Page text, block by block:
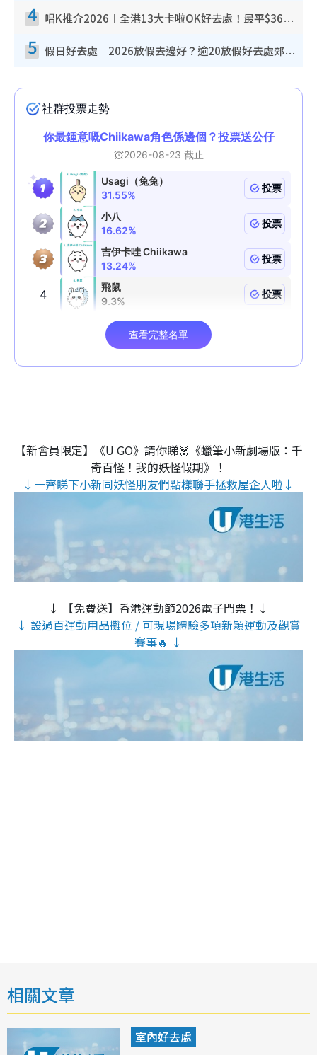
4 唱K推介2026︱全港13大卡啦OK好去處！最平$36起 日文K都有！(附地址+收費詳情)
5 假日好去處｜2026放假去邊好？逾20放假好去處郊外/秘景 休閒半日或一日遊
【新會員限定】《U GO》請你睇👹《蠟筆小新劇場版：千
奇百怪！我的妖怪假期》！
↓一齊睇下小新同妖怪朋友們點樣聯手拯救屋企人啦↓
↓ 【免費送】香港運動節2026電子門票！↓
↓ 設過百運動用品攤位 / 可現場體驗多項新穎運動及觀賞
賽事🔥 ↓
相關文章
室內好去處